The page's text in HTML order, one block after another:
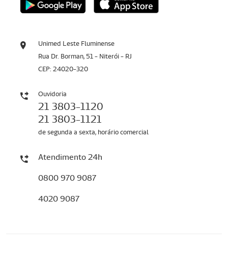
Unimed Leste Fluminense
Rua Dr. Borman, 51 - Niterói - RJ
CEP: 24020-320
Ouvidoria
21 3803-1120
21 3803-1121
de segunda a sexta, horário comercial
Atendimento 24h
0800 970 9087
4020 9087